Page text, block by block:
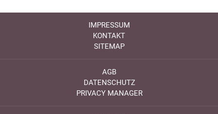
IMPRESSUM
KONTAKT
SITEMAP
AGB
DATENSCHUTZ
PRIVACY MANAGER